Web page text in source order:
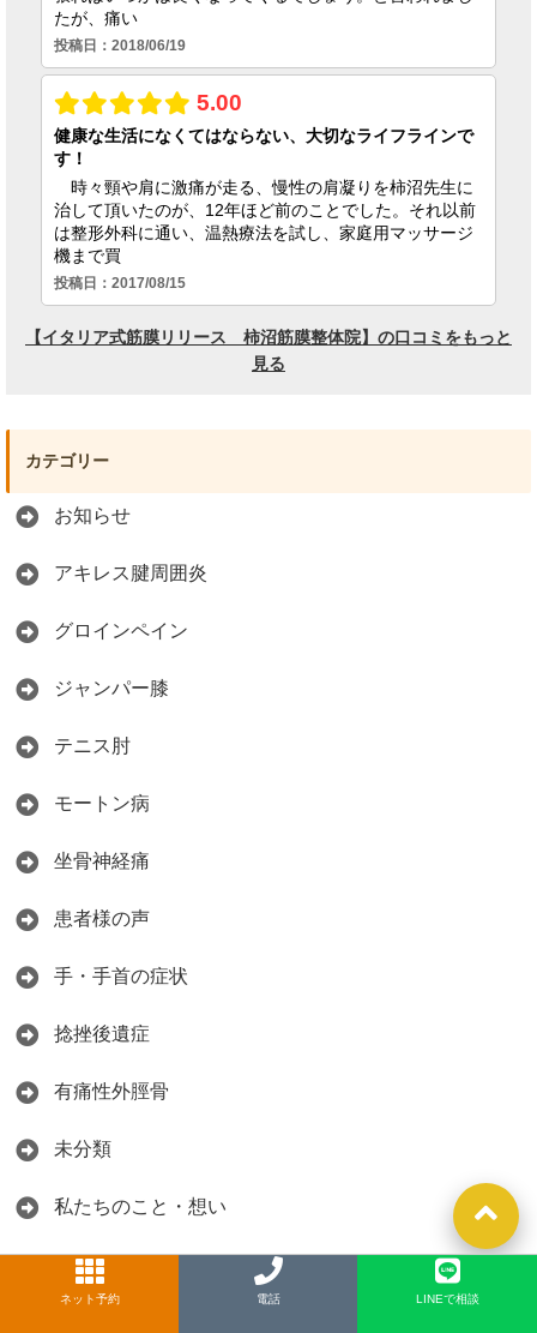
LINE
カテゴリー
お知らせ
アキレス腱周囲炎
グロインペイン
ジャンパー膝
テニス肘
モートン病
坐骨神経痛
患者様の声
手・手首の症状
捻挫後遺症
有痛性外脛骨
未分類
私たちのこと・想い
筋膜の話
ネット予約 電話 LINEで相談